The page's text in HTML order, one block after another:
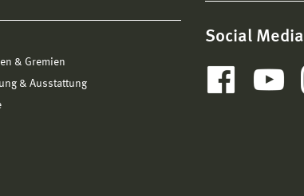
& Gremien
& Ausstattung
Social Media